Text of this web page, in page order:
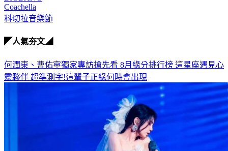
Coachella
科切拉音樂節
◤人氣夯文◢
何潤東、曹佑寧獨家專訪搶先看 8月緣分排行榜 這星座遇見心
靈夥伴 超準測字!這輩子正緣何時會出現